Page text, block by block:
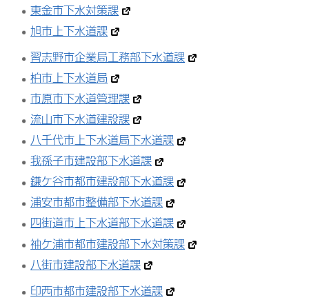
東金市下水対策課
旭市上下水道課
習志野市企業局工務部下水道課
柏市上下水道局
市原市下水道管理課
流山市下水道建設課
八千代市上下水道局下水道課
我孫子市建設部下水道課
鎌ケ谷市都市建設部下水道課
浦安市都市整備部下水道課
四街道市上下水道部下水道課
袖ケ浦市都市建設部下水対策課
八街市建設部下水道課
印西市都市建設部下水道課